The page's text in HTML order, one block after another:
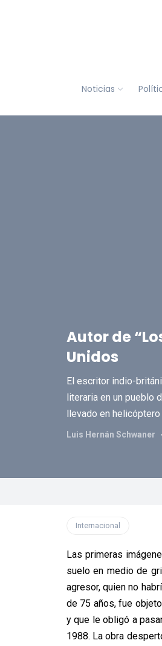
Noticias
Autor de
Unidos
El escritor indio-
literaria en un pueblo
llevado en
Luis Hernán Schwaner
Internacional
Las primeras
suelo en medio de
agresor, quien no
de 75 años, fue
y que le obligó a
1988. La obra